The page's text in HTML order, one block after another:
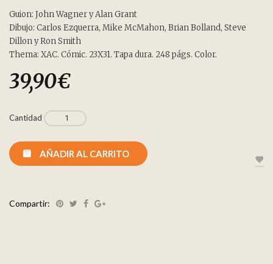
Guion: John Wagner y Alan Grant
Dibujo: Carlos Ezquerra, Mike McMahon, Brian Bolland, Steve
Dillon y Ron Smith
Thema: XAC. Cómic. 23X31. Tapa dura. 248 págs. Color.
39,90€
Cantidad
AÑADIR AL CARRITO
Compartir: